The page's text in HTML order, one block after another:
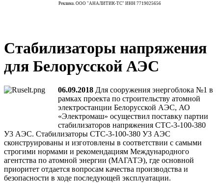
Реклама. ООО "АНАЛИТИК-ТС" ИНН 7719025656
Стабилизаторы напряжения
для Белорусской АЭС
06.09.2018 Для сооружения энергоблока №1 в
рамках проекта по строительству атомной
электростанции Белорусской АЭС, АО
«Электромаш» осуществил поставку партии
стабилизаторов напряжения СТС-3-100-380
У3 АЭС. Стабилизаторы СТС-3-100-380 У3 АЭС
сконструированы и изготовлены в соответствии с самыми
строгими нормами и рекомендациям Международного
агентства по атомной энергии (МАГАТЭ), где основной
приоритет отдается вопросам качества производства и
безопасности в ходе последующей эксплуатации.